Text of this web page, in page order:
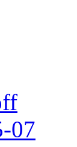
07